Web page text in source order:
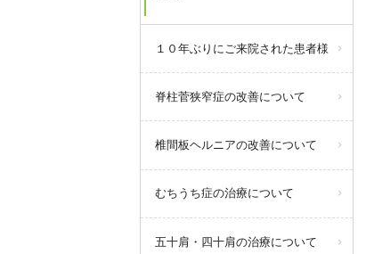
１０年ぶりにご来院された患者様
脊柱菅狭窄症の改善について
椎間板ヘルニアの改善について
むちうち症の治療について
五十肩・四十肩の治療について